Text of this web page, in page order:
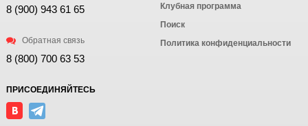
8 (900) 943 61 65
Обратная связь
8 (800) 700 63 53
Клубная программа
Поиск
Политика конфиденциальности
ПРИСОЕДИНЯЙТЕСЬ